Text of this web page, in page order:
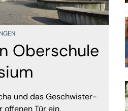
Oberschule
und das Geschwister-
offenen Tür ein.